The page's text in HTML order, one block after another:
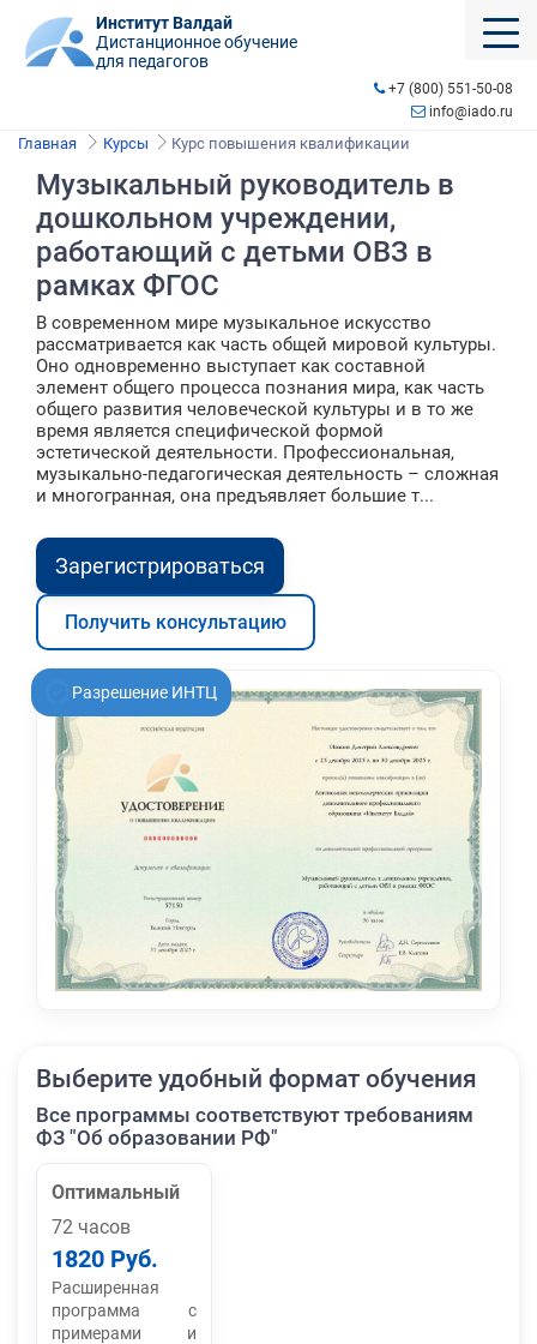
Институт Валдай
Дистанционное обучение
для педагогов
+7 (800) 551-50-08
info@iado.ru
Главная Курсы Курс повышения квалификации
Музыкальный руководитель в
дошкольном учреждении,
работающий с детьми ОВЗ в
рамках ФГОС
В современном мире музыкальное искусство
рассматривается как часть общей мировой культуры.
Оно одновременно выступает как составной
элемент общего процесса познания мира, как часть
общего развития человеческой культуры и в то же
время является специфической формой
эстетической деятельности. Профессиональная,
музыкально-педагогическая деятельность – сложная
и многогранная, она предъявляет большие т...
Зарегистрироваться
Получить консультацию
Разрешение ИНТЦ
Выберите удобный формат обучения
Все программы соответствуют требованиям
ФЗ "Об образовании РФ"
Оптимальный
72 часов
1820 Руб.
Расширенная
программа с
примерами и